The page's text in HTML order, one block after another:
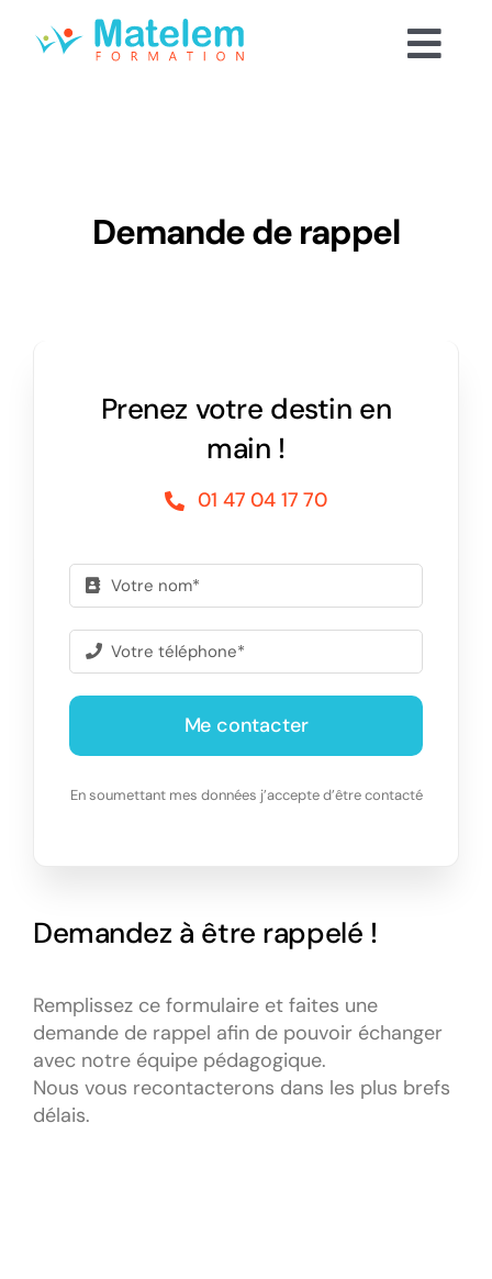
Qui sommes-nous
Demande de rappel
Demandez à être rappelé !
Remplissez ce formulaire et faites une
demande de rappel afin de pouvoir échanger
avec notre équipe pédagogique.
Nous vous recontacterons dans les plus brefs
délais.
Prenez votre destin en
main !
01 47 04 17 70
Me contacter
En soumettant mes données j’accepte d’être contacté